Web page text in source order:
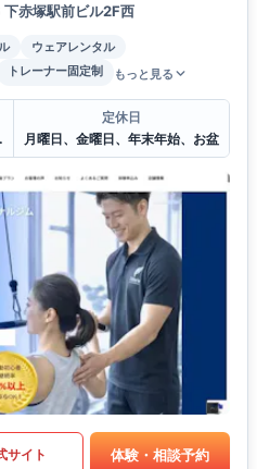
赤塚駅前ビル2F西
ウェアレンタル
トレーナー固定制 もっと見る
20:00
定休日
月曜日、金曜日、年末年始、お盆
サイト 体験・相談予約